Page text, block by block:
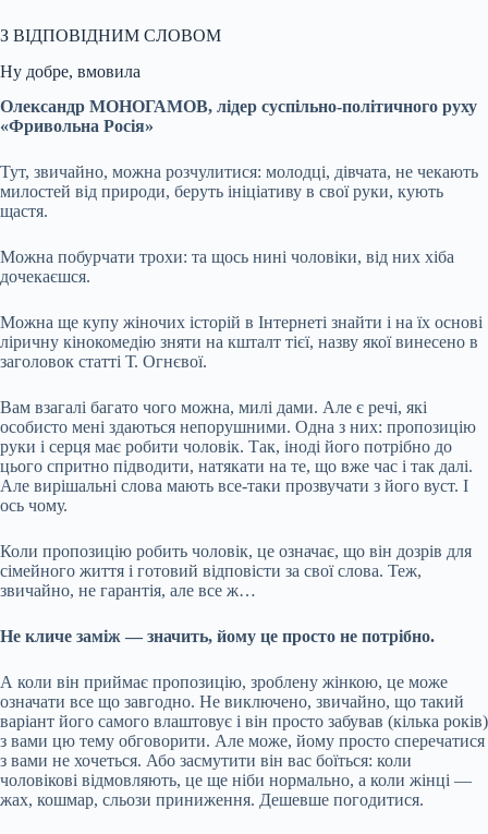
З ВІДПОВІДНИМ СЛОВОМ
Ну добре, вмовила
Олександр МОНОГАМОВ, лідер суспільно-політичного руху
«Фривольна Росія»
Тут, звичайно, можна розчулитися: молодці, дівчата, не чекають
милостей від природи, беруть ініціативу в свої руки, кують
щастя.
Можна побурчати трохи: та щось нині чоловіки, від них хіба
дочекаєшся.
Можна ще купу жіночих історій в Інтернеті знайти і на їх основі
ліричну кінокомедію зняти на кшталт тієї, назву якої винесено в
заголовок статті Т. Огнєвої.
Вам взагалі багато чого можна, милі дами. Але є речі, які
особисто мені здаються непорушними. Одна з них: пропозицію
руки і серця має робити чоловік. Так, іноді його потрібно до
цього спритно підводити, натякати на те, що вже час і так далі.
Але вирішальні слова мають все-таки прозвучати з його вуст. І
ось чому.
Коли пропозицію робить чоловік, це означає, що він дозрів для
сімейного життя і готовий відповісти за свої слова. Теж,
звичайно, не гарантія, але все ж…
Не кличе заміж — значить, йому це просто не потрібно.
А коли він приймає пропозицію, зроблену жінкою, це може
означати все що завгодно. Не виключено, звичайно, що такий
варіант його самого влаштовує і він просто забував (кілька років)
з вами цю тему обговорити. Але може, йому просто сперечатися
з вами не хочеться. Або засмутити він вас боїться: коли
чоловікові відмовляють, це ще ніби нормально, а коли жінці —
жах, кошмар, сльози приниження. Дешевше погодитися.